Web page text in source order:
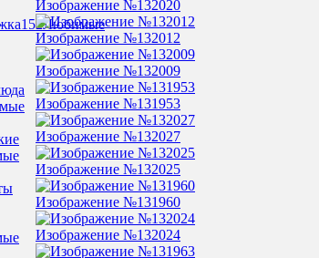
152Любимые
Изображение №132020
Изображение №132012
Изображение №132009
Изображение №131953
Изображение №132027
Изображение №132025
Изображение №131960
Изображение №132024